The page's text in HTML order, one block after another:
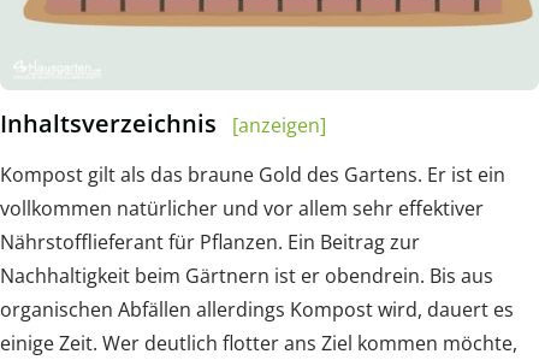
Inhaltsverzeichnis
[anzeigen]
Kompost gilt als das braune Gold des Gartens. Er ist ein
vollkommen natürlicher und vor allem sehr effektiver
Nährstofflieferant für Pflanzen. Ein Beitrag zur
Nachhaltigkeit beim Gärtnern ist er obendrein. Bis aus
organischen Abfällen allerdings Kompost wird, dauert es
einige Zeit. Wer deutlich flotter ans Ziel kommen möchte,